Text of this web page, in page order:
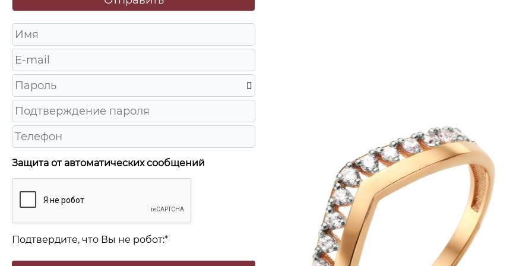
Защита от автоматических сообщений
Подтвердите, что Вы не робот:*